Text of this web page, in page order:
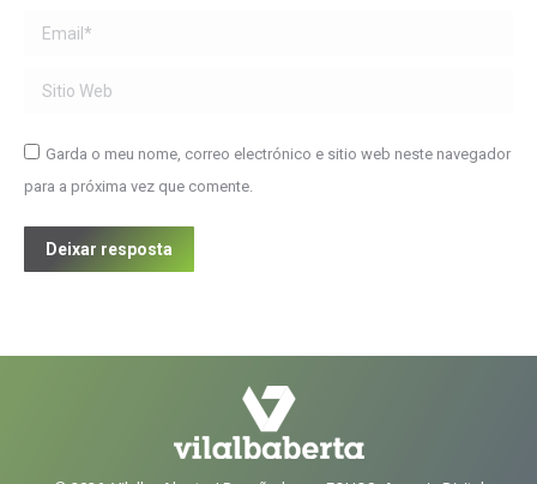
Email *
Sitio Web
Garda o meu nome, correo electrónico e sitio web neste navegador
para a próxima vez que comente.
Deixar resposta